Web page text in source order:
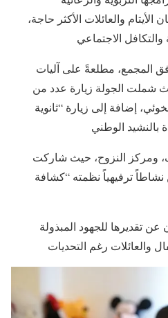
والعائلات الأكثر حاجة،
المجمع، مطلعةً على آليات
شملت الجولة زيارة عدد من
إضافة إلى زيارة “ثانوية
ومركز النزوح، حيث شاركت
ترفيهياً نظمته “كشافة
تقديرها للجهود المبذولة